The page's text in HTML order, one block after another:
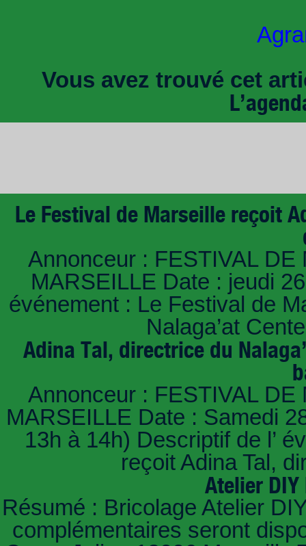
Vous avez trouvé cet
Le Festival de Marseille reçoit
Annonceur : FESTIVAL
MARSEILLE Date : jeudi
événement : Le Festival de
Nalaga’at
Adina Tal, directrice du
Annonceur : FESTIVAL
MARSEILLE Date : Samedi
13h à 14h) Descriptif de l’
reçoit Adina Tal,
Atelier
Résumé : Bricolage Atelier
complémentaires seront